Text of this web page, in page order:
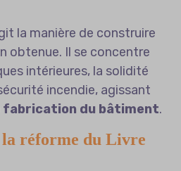
la manière de construire
obtenue. Il se concentre
intérieures, la solidité
incendie, agissant
fabrication du bâtiment.
la réforme du Livre